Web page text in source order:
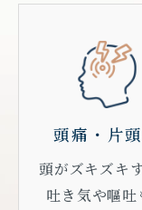
頭痛・片
頭がズキズキ
吐き気や嘔吐